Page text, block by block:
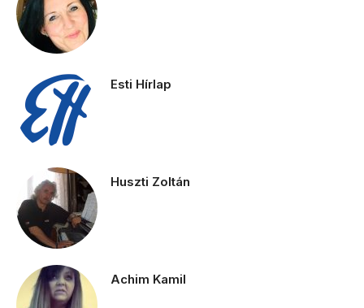
Esti Hírlap
Huszti Zoltán
Achim Kamil